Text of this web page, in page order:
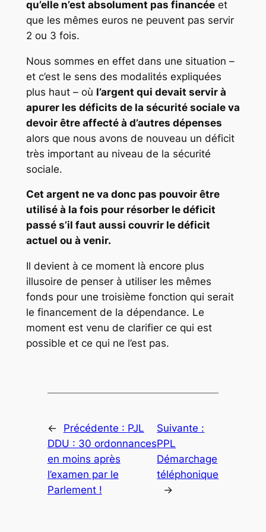
qu’elle n’est absolument pas financéeet
que les mêmes euros ne peuvent pas servir
2 ou 3 fois.
Nous sommes en effet dans une situation –
et c’est le sens des modalités expliquées
plus haut – où l’argent qui devait servir à
apurer les déficits de la sécurité sociale va
devoir être affecté à d’autres dépenses
alors que nous avons de nouveau un déficit
très important au niveau de la sécurité
sociale.
Cet argent ne va donc pas pouvoir être
utilisé à la fois pour résorber le déficit
passé s’il faut aussi couvrir le déficit
actuel ou à venir.
Il devient à ce moment là encore plus
illusoire de penser à utiliser les mêmes
fonds pour une troisième fonction qui serait
le financement de la dépendance. Le
moment est venu de clarifier ce qui est
possible et ce qui ne l’est pas.
← Précédente : PJL
DDU : 30 ordonnances
en moins après
l’examen par le
Parlement !
Suivante :
PPL
Démarchage
téléphonique
→